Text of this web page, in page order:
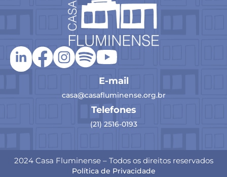
E-mail
casa@casafluminense.org.br
Telefones
(21) 2516-0193
2024 Casa Fluminense – Todos os direitos reservados
Política de Privacidade